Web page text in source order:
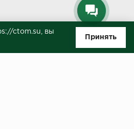
ctom.su, вы
Принять